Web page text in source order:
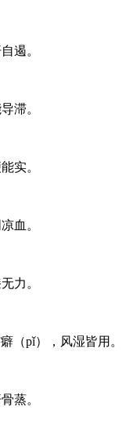
遏。
滞。
实。
血。
力。
（pǐ），风湿皆用。
蒸。